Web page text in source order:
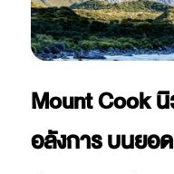
Mount Cook
อลังการ บนยอ